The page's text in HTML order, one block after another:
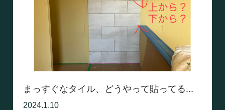
まっすぐなタイル、どうやって貼ってる...
2024.1.10